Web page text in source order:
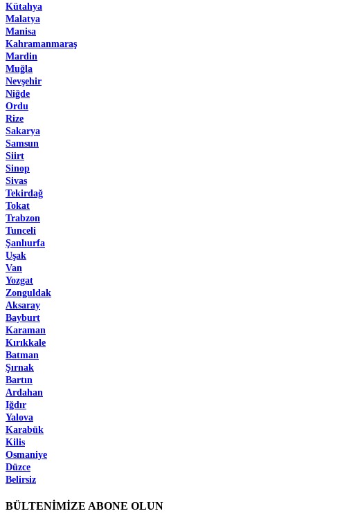
Kütahya
Malatya
Manisa
Kahramanmaraş
Mardin
Muğla
Nevşehir
Niğde
Ordu
Rize
Sakarya
Samsun
Siirt
Sinop
Sivas
Tekirdağ
Tokat
Trabzon
Tunceli
Şanlıurfa
Uşak
Van
Yozgat
Zonguldak
Aksaray
Bayburt
Karaman
Kırıkkale
Batman
Şırnak
Bartın
Ardahan
Iğdır
Yalova
Karabük
Kilis
Osmaniye
Düzce
Belirsiz
BÜLTENİMİZE ABONE OLUN